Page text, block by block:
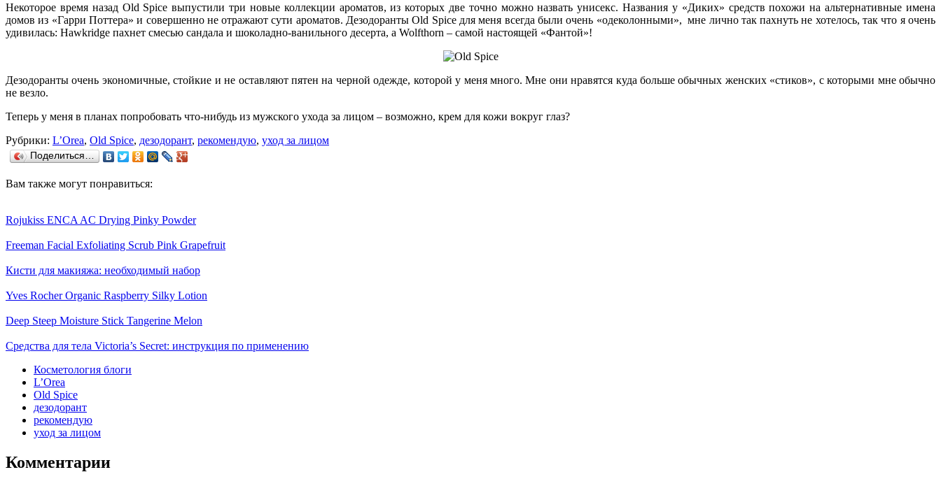
Некоторое время назад Old Spice выпустили три новые коллекции ароматов, из которых две точно можно назвать унисекс. Названия у «Диких» средств похожи на альтернативные имена
домов из «Гарри Поттера» и совершенно не отражают сути ароматов. Дезодоранты Old Spice для меня всегда были очень «одеколонными», мне лично так пахнуть не хотелось, так что я очень
удивилась: Hawkridge пахнет смесью сандала и шоколадно-ванильного десерта, а Wolfthorn – самой настоящей «Фантой»!
Дезодоранты очень экономичные, стойкие и не оставляют пятен на черной одежде, которой у меня много. Мне они нравятся куда больше обычных женских «стиков», с которыми мне обычно
не везло.
Теперь у меня в планах попробовать что-нибудь из мужского ухода за лицом – возможно, крем для кожи вокруг глаз?
Рубрики: L’Orea, Old Spice, дезодорант, рекомендую, уход за лицом
Поделиться…
Вам также могут понравиться:
Rojukiss ENCA AC Drying Pinky Powder
Freeman Facial Exfoliating Scrub Pink Grapefruit
Кисти для макияжа: необходимый набор
Yves Rocher Organic Raspberry Silky Lotion
Deep Steep Moisture Stick Tangerine Melon
Средства для тела Victoria’s Secret: инструкция по применению
Косметология блоги
L’Orea
Old Spice
дезодорант
рекомендую
уход за лицом
Комментарии